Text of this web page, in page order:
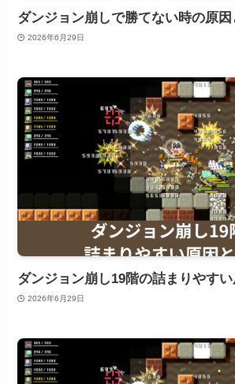
ダンジョン崩しで勝てない時の原
2026年6月29日
ダンジョン崩し19階の詰まりやす
2026年6月29日